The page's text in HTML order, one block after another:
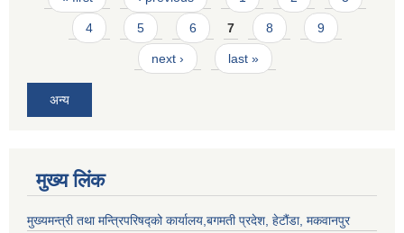
4 5 6 7 8 9
next › last »
अन्य
मुख्य लिंक
मुख्यमन्त्री तथा मन्त्रिपरिषद्को कार्यालय,बगमती प्रदेश, हेटौंडा, मकवानपुर